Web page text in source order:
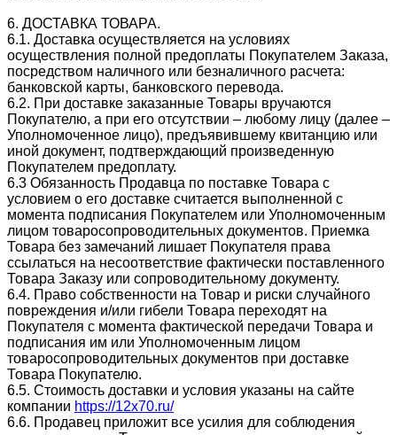
6. ДОСТАВКА ТОВАРА.
6.1. Доставка осуществляется на условиях
осуществления полной предоплаты Покупателем Заказа,
посредством наличного или безналичного расчета:
банковской карты, банковского перевода.
6.2. При доставке заказанные Товары вручаются
Покупателю, а при его отсутствии – любому лицу (далее –
Уполномоченное лицо), предъявившему квитанцию или
иной документ, подтверждающий произведенную
Покупателем предоплату.
6.3 Обязанность Продавца по поставке Товара с
условием о его доставке считается выполненной с
момента подписания Покупателем или Уполномоченным
лицом товаросопроводительных документов. Приемка
Товара без замечаний лишает Покупателя права
ссылаться на несоответствие фактически поставленного
Товара Заказу или сопроводительному документу.
6.4. Право собственности на Товар и риски случайного
повреждения и/или гибели Товара переходят на
Покупателя с момента фактической передачи Товара и
подписания им или Уполномоченным лицом
товаросопроводительных документов при доставке
Товара Покупателю.
6.5. Стоимость доставки и условия указаны на сайте
компании https://12x70.ru/
6.6. Продавец приложит все усилия для соблюдения